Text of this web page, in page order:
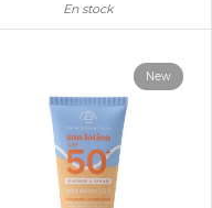
En stock
New